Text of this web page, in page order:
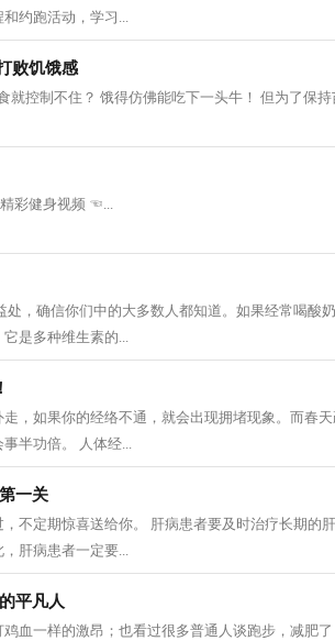
约跑活动，学习...
败饥饿感
就控制不住？ 饿得仿佛能吃下一头牛！ 但为了保
彩健身视频 ☜...
，确信你们中的大多数人都知道。如果经常喝酸
是多种维生素的...
，如果你的经络不通，就会出现拥堵现象。而春
半功倍。 人体经...
一关
不定期惊喜送给你。 肝病患者要及时治疗长期的
肝病患者一定要...
平凡人
血一样的激昂；也看过很多普通人谈跑步，减肥